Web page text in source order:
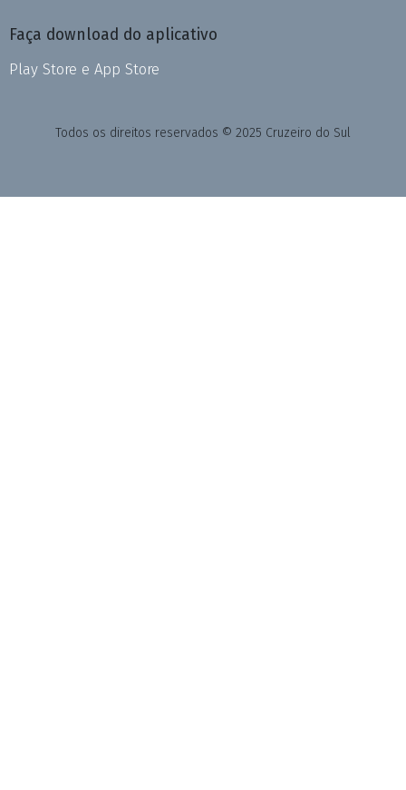
Faça download do aplicativo
Play Store e App Store
Todos os direitos reservados © 2025 Cruzeiro do Sul